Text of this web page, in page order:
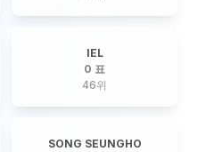
IEL
0 표
46위
SONG SEUNGHO